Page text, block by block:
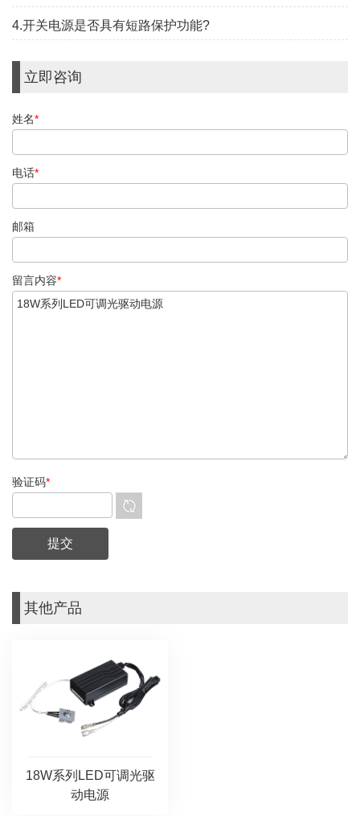
4.开关电源是否具有短路保护功能?
立即咨询
姓名*
电话*
邮箱
留言内容*
验证码*
其他产品
18W系列LED可调光驱
动电源